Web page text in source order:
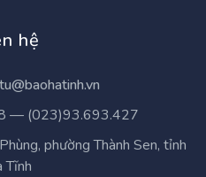
hệ
— (023)93.693.427
phường Thành Sen, tỉnh
Tĩnh